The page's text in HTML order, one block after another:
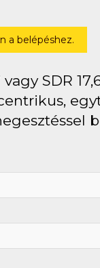
a belépéshez.
SDR